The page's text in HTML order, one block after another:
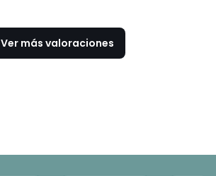
Ver más valoraciones